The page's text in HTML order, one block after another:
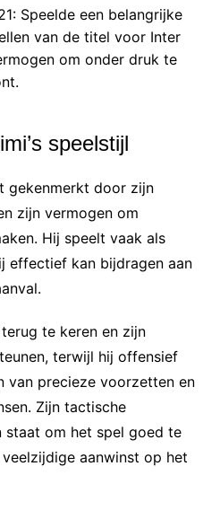
Speelde een belangrijke
van de titel voor Inter
om onder druk te
speelstijl
gekenmerkt door zijn
zijn vermogen om
Hij speelt vaak als
effectief kan bijdragen aan
te keren en zijn
terwijl hij offensief
van precieze voorzetten en
Zijn tactische
staat om het spel goed te
aanwinst op het